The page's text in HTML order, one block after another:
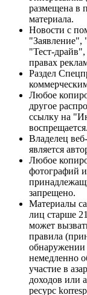
размещена в
материала.
Новости с
"Тест-
правах
Раздел
Любое
другое
ссылку на
воспрещается.
Владелец
является
Любое
фотографий
запрещено.
Материалы
лиц старше
может
правила
обнаружении
немедленно
участие в
доходов или
ресурс